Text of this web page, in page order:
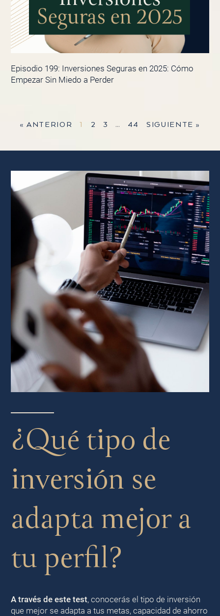
Episodio 199: Inversiones Seguras en 2025: Cómo
Empezar Sin Miedo a Perder
« ANTERIOR 1 2 3 … 44 SIGUIENTE »
¿Qué tipo de
inversión se
adapta mejor a
tu perfil?
A través de este test, conocerás el tipo de inversión
que mejor se adapta a tus metas, capacidad de ahorro